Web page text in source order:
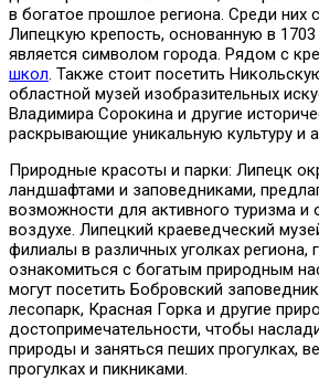
в богатое прошлое региона. Среди них
Липецкую крепость, основанную в 1703
является символом города. Рядом с
школ. Также стоит посетить
областной музей изобразительных
Владимира Сорокина и другие
раскрывающие уникальную культуру и
Природные красоты и парки: Липецк
ландшафтами и заповедниками,
возможности для активного туризма и
воздухе. Липецкий краеведческий
филиалы в различных уголках региона,
ознакомиться с богатым природным
могут посетить Бобровский
лесопарк, Красная Горка и другие
достопримечательности, чтобы
природы и заняться пеших прогулках,
прогулках и пикниками.